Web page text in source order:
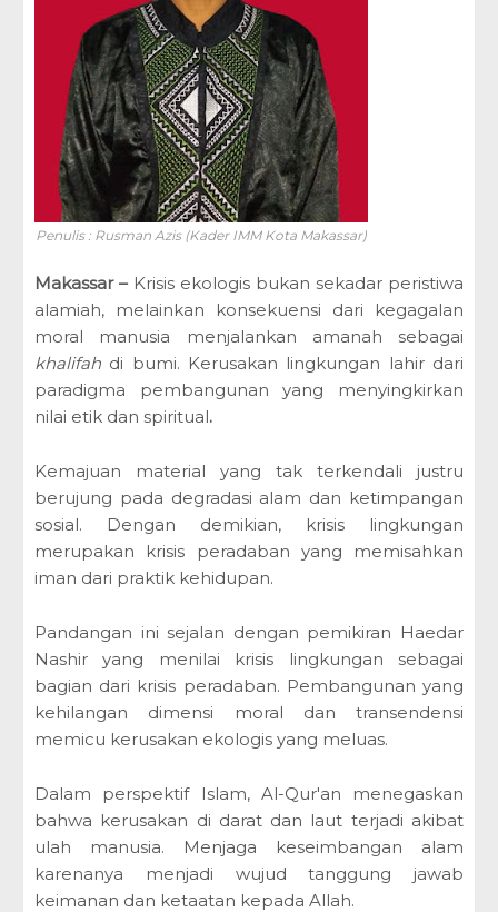
Penulis : Rusman Azis (Kader IMM Kota Makassar)
Makassar– Krisis ekologis bukan sekadar peristiwa
alamiah, melainkan konsekuensi dari kegagalan
moral manusia menjalankan amanah sebagai
khalifah di bumi. Kerusakan lingkungan lahir dari
paradigma pembangunan yang menyingkirkan
nilai etik dan spiritual.
Kemajuan material yang tak terkendali justru
berujung pada degradasi alam dan ketimpangan
sosial. Dengan demikian, krisis lingkungan
merupakan krisis peradaban yang memisahkan
iman dari praktik kehidupan.
Pandangan ini sejalan dengan pemikiran Haedar
Nashir yang menilai krisis lingkungan sebagai
bagian dari krisis peradaban. Pembangunan yang
kehilangan dimensi moral dan transendensi
memicu kerusakan ekologis yang meluas.
Dalam perspektif Islam, Al-Qur'an menegaskan
bahwa kerusakan di darat dan laut terjadi akibat
ulah manusia. Menjaga keseimbangan alam
karenanya menjadi wujud tanggung jawab
keimanan dan ketaatan kepada Allah.